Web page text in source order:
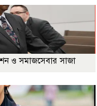
ও সমাজসেবার সাজা